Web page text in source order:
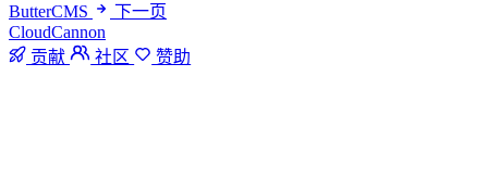
ButterCMS
下一页
CloudCannon
贡献
社区 赞助